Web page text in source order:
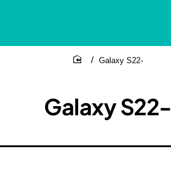
Galaxy S22-
Galaxy S22-